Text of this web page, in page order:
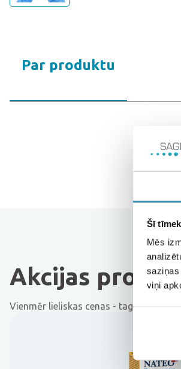
Šī
Mēs
viņi
Par produktu
Akcijas
Vienmēr lieliskas cenas - tagad ar